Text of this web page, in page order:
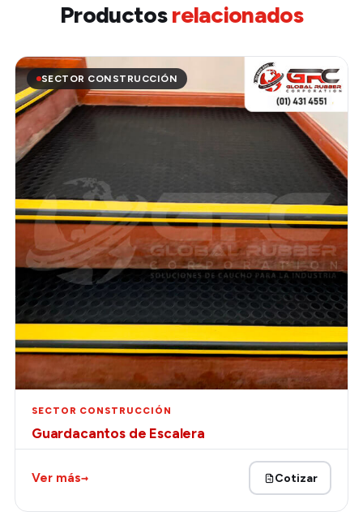
Productosrelacionados
SECTOR CONSTRUCCIÓN
SECTOR CONSTRUCCIÓN
Guardacantos de Escalera
Ver más→ Cotizar